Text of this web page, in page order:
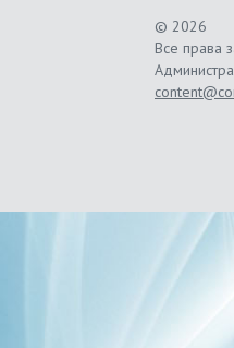
© 2026
Все права